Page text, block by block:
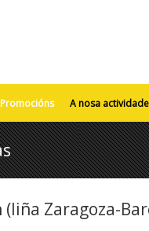
Promocións A nosa actividade
(liña Zaragoza-